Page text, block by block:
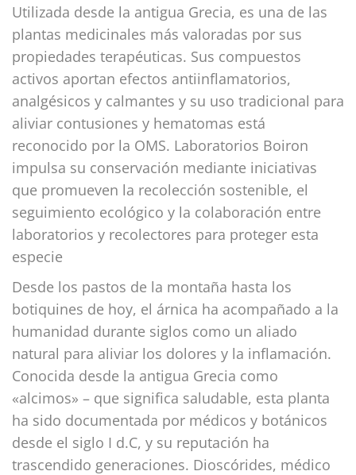
Utilizada desde la antigua Grecia, es una de las
plantas medicinales más valoradas por sus
propiedades terapéuticas. Sus compuestos
activos aportan efectos antiinflamatorios,
analgésicos y calmantes y su uso tradicional para
aliviar contusiones y hematomas está
reconocido por la OMS. Laboratorios Boiron
impulsa su conservación mediante iniciativas
que promueven la recolección sostenible, el
seguimiento ecológico y la colaboración entre
laboratorios y recolectores para proteger esta
especie
Desde los pastos de la montaña hasta los
botiquines de hoy, el árnica ha acompañado a la
humanidad durante siglos como un aliado
natural para aliviar los dolores y la inflamación.
Conocida desde la antigua Grecia como
«alcimos» – que significa saludable, esta planta
ha sido documentada por médicos y botánicos
desde el siglo I d.C, y su reputación ha
trascendido generaciones. Dioscórides, médico